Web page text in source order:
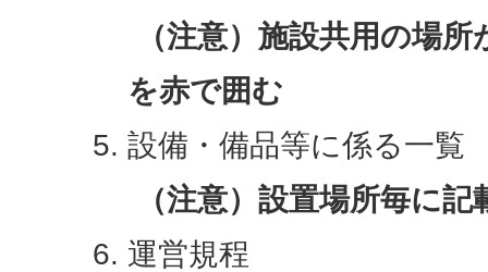
（注意）施設共用の場
を赤で囲む
設備・備品等に係る一覧
（注意）設置場所毎に記
運営規程